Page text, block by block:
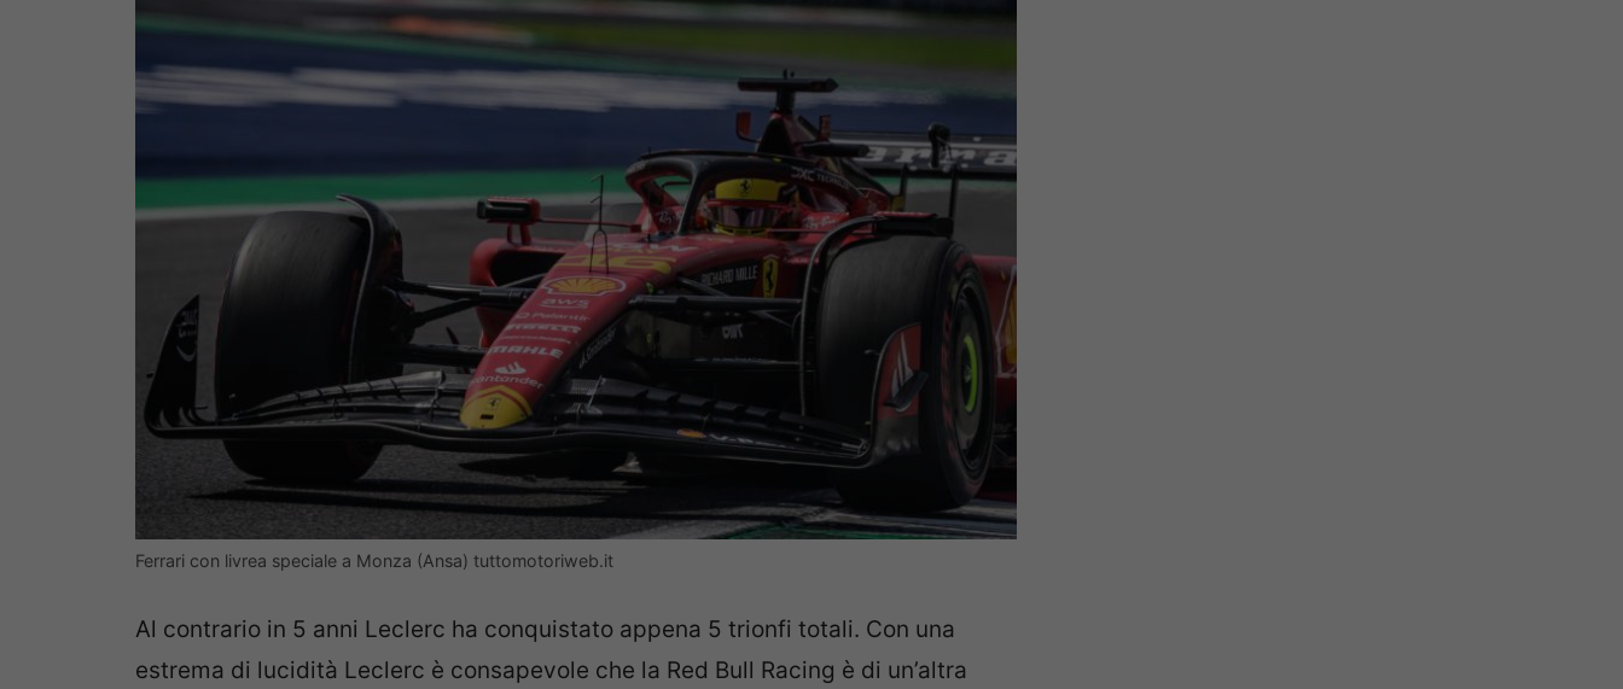
Ferrari con livrea speciale a Monza (Ansa) tuttomotoriweb.it
Al contrario in 5 anni Leclerc ha conquistato appena 5 trionfi totali. Con una
estrema di lucidità Leclerc è consapevole che la Red Bull Racing è di un’altra